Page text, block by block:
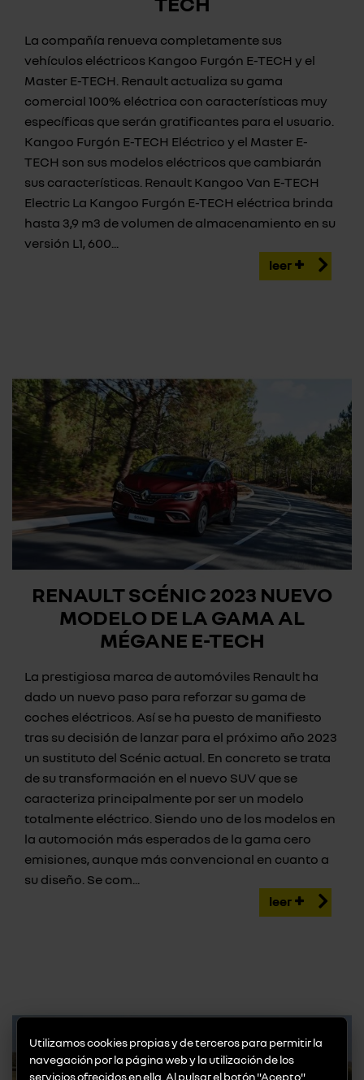
La compañía renueva completamente sus
vehículos eléctricos Kangoo Furgón E-TECH y el
Master E-TECH. Renault actualiza su gama
comercial 100% eléctrica con características muy
específicas que serán gratificantes para el usuario.
Kangoo Furgón E-TECH Eléctrico y el Master E-
TECH son sus modelos eléctricos que cambiarán
sus características. Renault Kangoo Van E-TECH
Electric La Kangoo Furgón E-TECH eléctrica brinda
hasta 3,9 m3 de volumen de almacenamiento en su
versión L1, 600...
leer
RENAULT SCÉNIC 2023 NUEVO
MODELO DE LA GAMA AL
MÉGANE E-TECH
La prestigiosa marca de automóviles Renault ha
dado un nuevo paso para reforzar su gama de
coches eléctricos. Así se ha puesto de manifiesto
tras su decisión de lanzar para el próximo año 2023
un sustituto del Scénic actual. En concreto se trata
de su transformación en el nuevo SUV que se
caracteriza principalmente por ser un modelo
totalmente eléctrico. Siendo uno de los modelos en
la automoción más esperados de la gama cero
emisiones, aunque más convencional en cuanto a
su diseño. Se com...
leer
Utilizamos cookies propias y de terceros para permitir la
navegación por la página web y la utilización de los
servicios ofrecidos en ella. Al pulsar el botón "Acepto"